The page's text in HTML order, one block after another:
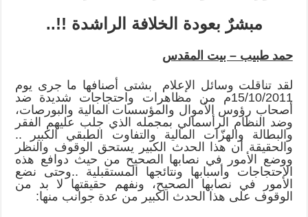
مبشرٌ بعودة الخلافة الراشدة !!..
حمد طبيب – بيت المقدس
لقد تناقلت وسائل الإعلام بشتى أصنافها ما جرى يوم
15/10/2011م من مظاهرات واحتجاجات شديدة ضد
أصحاب رؤوس الأموال والمؤسسات المالية والبورصات،
وضد النظام الرأسمالي بمجمله الذي جلب عليهم الفقر
والبطالة والهزّات المالية والتفاوت الطبقي الكبير ..
والحقيقة أن هذا الحدث الكبير يستحق الوقوف والنظر
ووضع الأمور في نصابها الصحيح من حيث دوافع هذه
الاحتجاجات وأسبابها ونتائجها المستقبلية ..وحتى نضع
الأمور في نصابها الصحيح، ونفهم حقيقتها لا بد من
الوقوف على هذا الحدث الكبير من عدة جوانب منها: